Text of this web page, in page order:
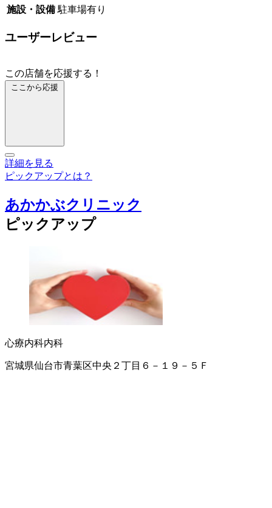
施設・設備 駐車場有り
ユーザーレビュー
この店舗を応援する！
ここから応援
詳細を見る
ピックアップとは？
あかかぶクリニック
ピックアップ
心療内科内科
宮城県仙台市青葉区中央２丁目６－１９－５Ｆ